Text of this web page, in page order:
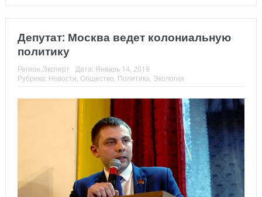
Депутат: Москва ведет колониальную
политику
Регион.Эксперт Дата: Январь 14, 2019
Рубрика: Новости Общество Политика Экология